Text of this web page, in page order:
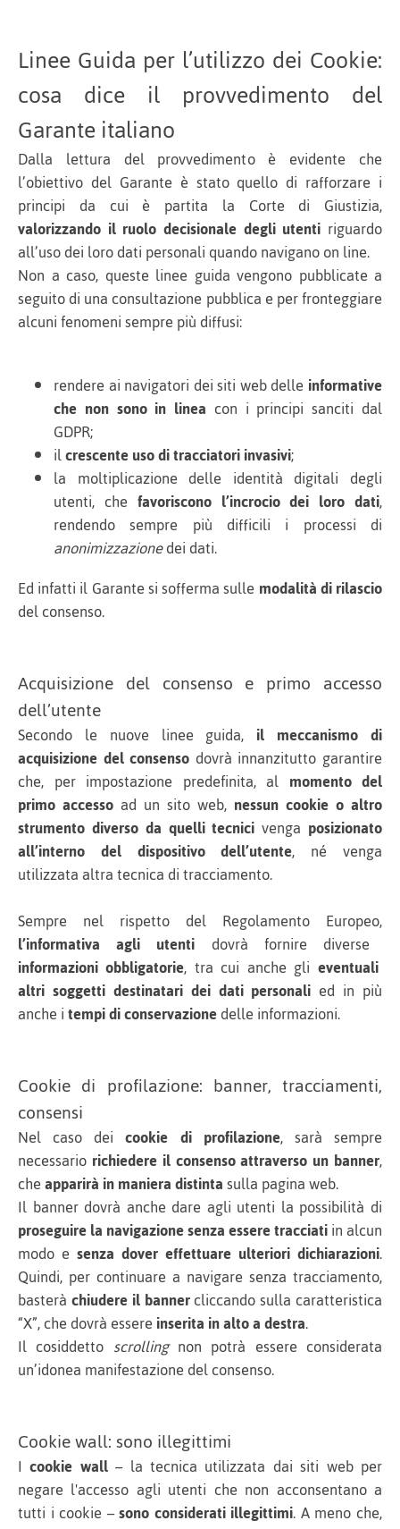
Linee Guida per l’utilizzo dei Cookie:
cosa dice il provvedimento del
Garante italiano
Dalla lettura del provvedimento è evidente che
l’obiettivo del Garante è stato quello di rafforzare i
principi da cui è partita la Corte di Giustizia,
valorizzando il ruolo decisionale degli utenti riguardo
all’uso dei loro dati personali quando navigano on line.
Non a caso, queste linee guida vengono pubblicate a
seguito di una consultazione pubblica e per fronteggiare
alcuni fenomeni sempre più diffusi:
rendere ai navigatori dei siti web delle informative
che non sono in linea con i principi sanciti dal
GDPR;
ilcrescente uso di tracciatori invasivi;
la moltiplicazione delle identità digitali degli
utenti, che favoriscono l’incrocio dei loro dati,
rendendo sempre più difficili i processi di
anonimizzazionedei dati.
Ed infatti il Garante si sofferma sulle modalità di rilascio
del consenso.
Acquisizione del consenso e primo accesso
dell’utente
Secondo le nuove linee guida, il meccanismo di
acquisizione del consenso dovrà innanzitutto garantire
che, per impostazione predefinita, al momento del
primo accesso ad un sito web, nessun cookie o altro
strumento diverso da quelli tecnici venga posizionato
all’interno del dispositivo dell’utente, né venga
utilizzata altra tecnica di tracciamento.
Sempre nel rispetto del Regolamento Europeo,
l’informativa agli utenti dovrà fornire diverse
informazioni obbligatorie, tra cui anche gli eventuali
altri soggetti destinatari dei dati personali ed in più
anche itempi di conservazionedelle informazioni.
Cookie di profilazione: banner, tracciamenti,
consensi
Nel caso deicookie di profilazione, sarà sempre
necessario richiedere il consenso attraverso un banner,
cheapparirà in maniera distintasulla pagina web.
Il banner dovrà anche dare agli utenti la possibilità di
proseguire la navigazione senza essere tracciatiin alcun
modo e senza dover effettuare ulteriori dichiarazioni.
Quindi, per continuare a navigare senza tracciamento,
basteràchiudere il bannercliccando sulla caratteristica
“X”, che dovrà essereinserita in alto a destra.
Il cosiddetto scrollingnon potrà essere considerata
un’idonea manifestazione del consenso.
Cookie wall: sono illegittimi
Icookie wall– la tecnica utilizzata dai siti web per
negare l'accesso agli utenti che non acconsentano a
tutti i cookie –sono considerati illegittimi. A meno che,